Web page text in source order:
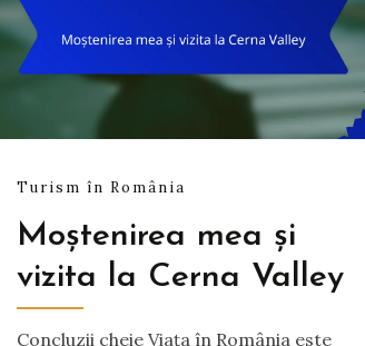
Turism în România
Moștenirea mea și
vizita la Cerna Valley
Concluzii cheie Viața în România este